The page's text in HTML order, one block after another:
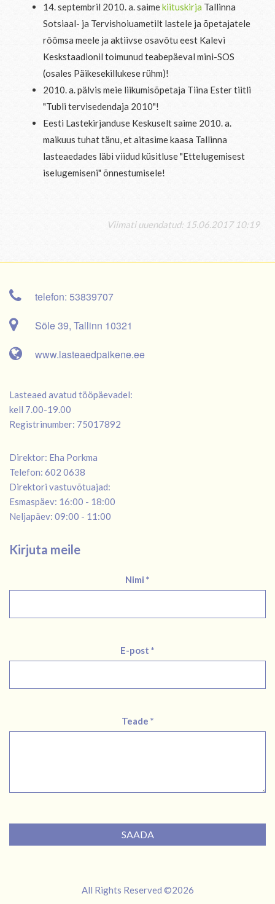
14. septembril 2010. a. saimekiituskirja Tallinna
Sotsiaal- ja Tervishoiuametilt lastele ja õpetajatele
rõõmsa meele ja aktiivse osavõtu eest Kalevi
Keskstaadionil toimunud teabepäeval mini-SOS
(osales Päikesekillukese rühm)!
2010. a. pälvis meie liikumisõpetaja Tiina Ester tiitli
"Tubli tervisedendaja 2010"!
Eesti Lastekirjanduse Keskuselt saime 2010. a.
maikuus tuhat tänu, et aitasime kaasa Tallinna
lasteaedades läbi viidud küsitluse "Ettelugemisest
iselugemiseni" õnnestumisele!
Viimati uuendatud: 15.06.2017 10:19
telefon: 53839707
Sõle 39, Tallinn 10321
www.lasteaedpaikene.ee
Lasteaed avatud tööpäevadel:
kell 7.00-19.00
Registrinumber: 75017892
Direktor: Eha Porkma
Telefon: 602 0638
Direktori vastuvõtuajad:
Esmaspäev: 16:00 - 18:00
Neljapäev: 09:00 - 11:00
Kirjuta meile
Nimi *
E-post *
Teade *
SAADA
All Rights Reserved ©2026